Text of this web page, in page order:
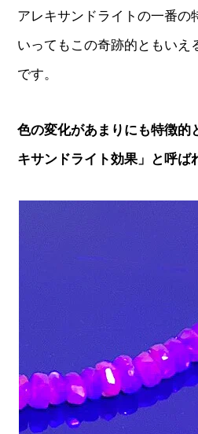
アレキサンドライトの一番の
いってもこの奇跡的ともいえ
です。
色の変化があまりにも特徴的
キサンドライト効果」と呼ば